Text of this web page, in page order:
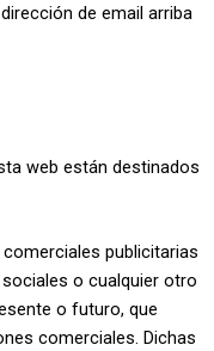
de email arriba
web están destinados
publicitarias
o cualquier otro
o futuro, que
comerciales. Dichas